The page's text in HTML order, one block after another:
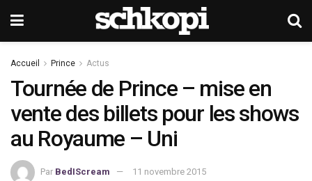
Accueil Prince Actus
Tournée de Prince – mise en
vente des billets pour les shows
au Royaume – Uni
Par BedIScream
11 novembre 2015